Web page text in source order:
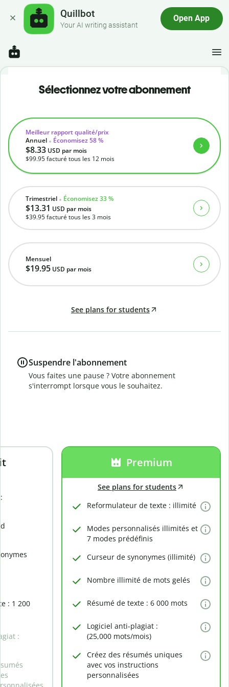
Quillbot
Your AI writing assistant
Open App
: 1 200
:
Premium
See plans for students
Reformulateur de texte : illimité
Modes personnalisés illimités et
7 modes prédéfinis
Curseur de synonymes (illimité)
Nombre illimité de mots gelés
Résumé de texte : 6 000 mots
Logiciel anti-plagiat :
(25,000 mots/mois)
Créez des résumés uniques
avec vos instructions
personnalisées
Sélectionnez votre abonnement
Mensuel
$19.95 USD par mois
Trimestriel Économisez 33 %
$13.31 USD par mois
$39.95facturé tous les 3 mois
Meilleur rapport qualité/prix
Annuel
Économisez 58 %
$8.33 USD par mois
$99.95facturé tous les 12 mois
See plans for students
Suspendre l'abonnement
Vous faites une pause ? Votre abonnement
s'interrompt lorsque vous le souhaitez.